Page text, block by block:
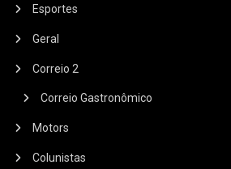
Esportes
Geral
Correio 2
Correio Gastronômico
Motors
Colunistas